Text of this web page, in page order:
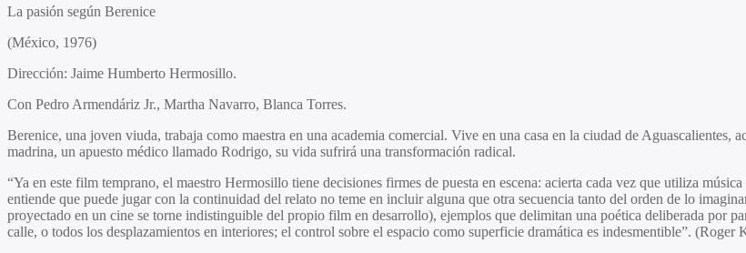
La pasión según Berenice
(México, 1976)
Dirección: Jaime Humberto Hermosillo.
Con Pedro Armendáriz Jr., Martha Navarro, Blanca Torres.
Berenice, una joven viuda, trabaja como maestra en una academia comercial. Vive en una casa en la ciudad de Aguascalientes,
madrina, un apuesto médico llamado Rodrigo, su vida sufrirá una transformación radical.
“Ya en este film temprano, el maestro Hermosillo tiene decisiones firmes de puesta en escena: acierta cada vez que utiliza
entiende que puede jugar con la continuidad del relato no teme en incluir alguna que otra secuencia tanto del orden de lo
proyectado en un cine se torne indistinguible del propio film en desarrollo), ejemplos que delimitan una poética deliberada por
calle, o todos los desplazamientos en interiores; el control sobre el espacio como superficie dramática es indesmentible”. (Roger